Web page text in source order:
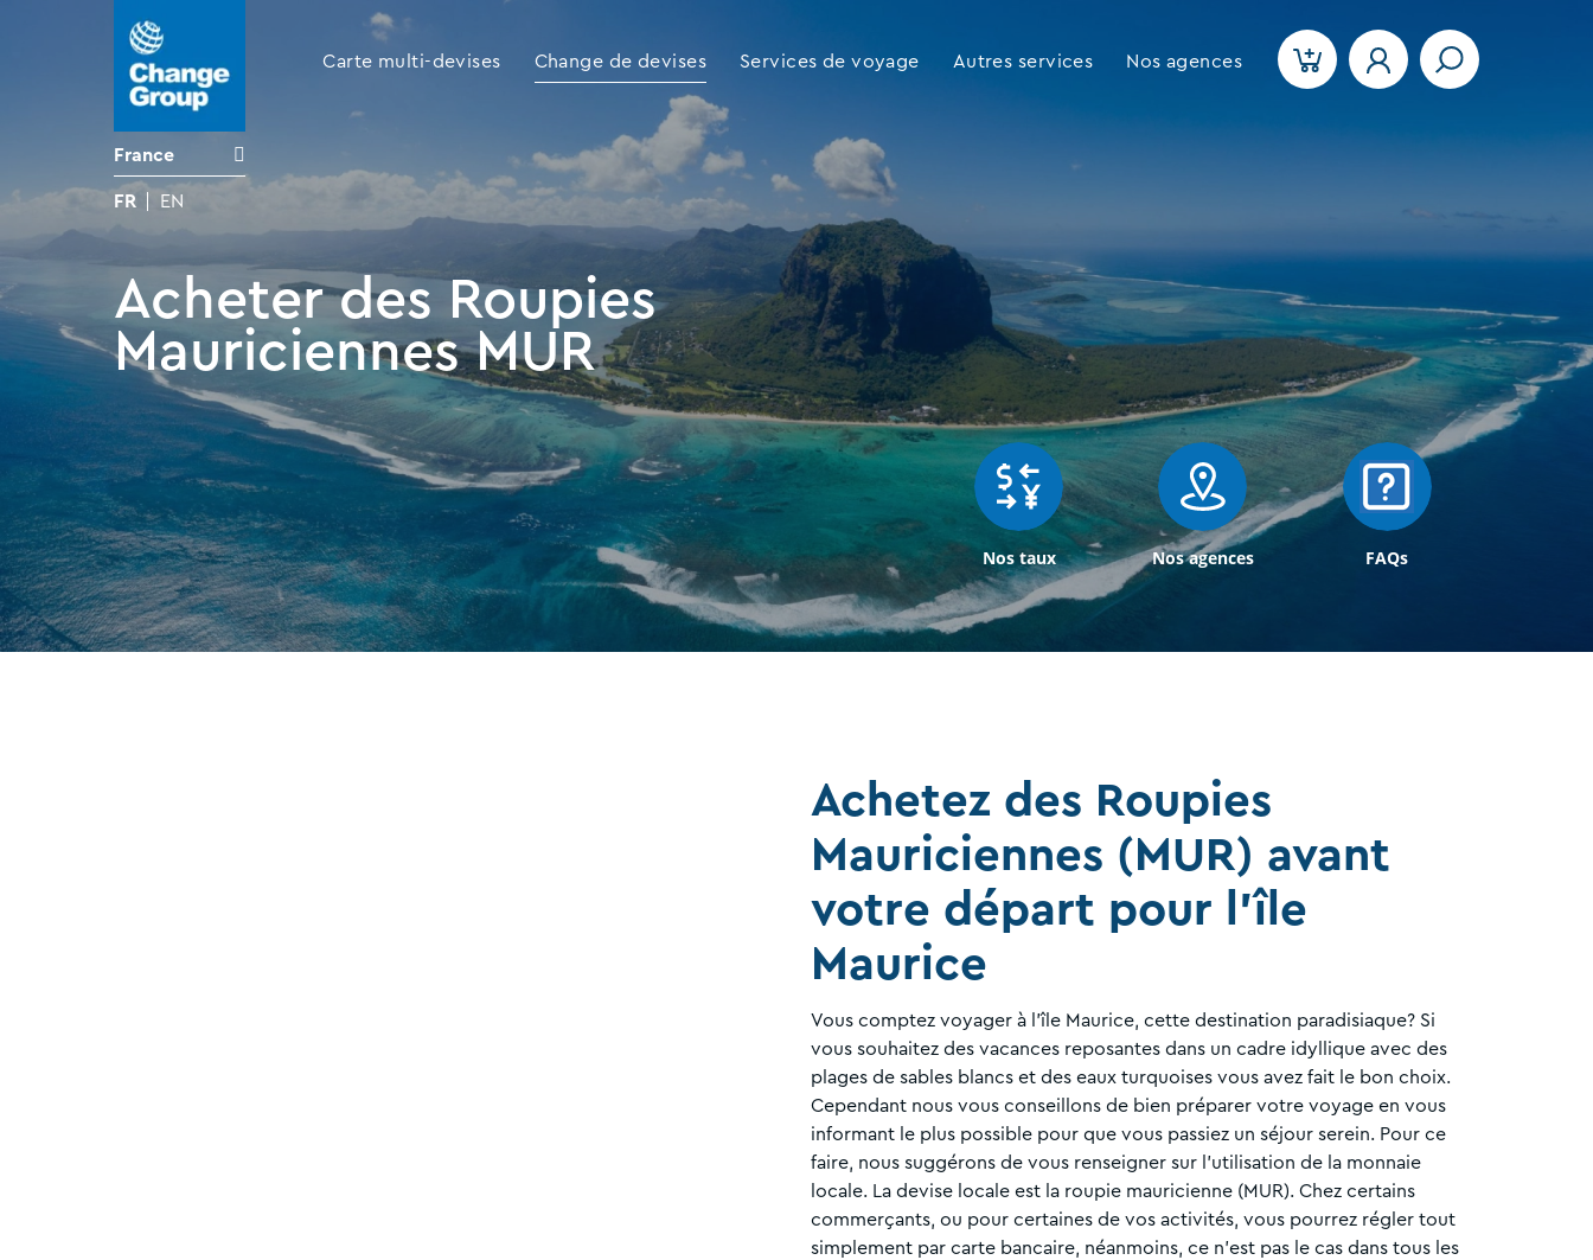
France
FR EN
Carte multi-devises Change de devises Services de voyage Autres services Nos agences
Acheter des Roupies
Mauriciennes MUR
Nos taux Nos agences FAQs
Achetez des Roupies
Mauriciennes (MUR) avant
votre départ pour l'île
Maurice
Vous comptez voyager à l'île Maurice, cette destination paradisiaque? Si
vous souhaitez des vacances reposantes dans un cadre idyllique avec des
plages de sables blancs et des eaux turquoises vous avez fait le bon choix.
Cependant nous vous conseillons de bien préparer votre voyage en vous
informant le plus possible pour que vous passiez un séjour serein. Pour ce
faire, nous suggérons de vous renseigner sur l’utilisation de la monnaie
locale. La devise locale est la roupie mauricienne (MUR). Chez certains
commerçants, ou pour certaines de vos activités, vous pourrez régler tout
simplement par carte bancaire, néanmoins, ce n’est pas le cas dans tous les